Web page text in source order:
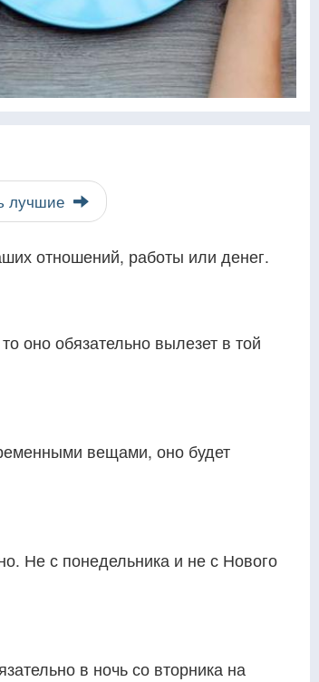
лучшие
отношений, работы или денег.
оно обязательно вылезет в той
вещами, оно будет
Не с понедельника и не с Нового
в ночь со вторника на